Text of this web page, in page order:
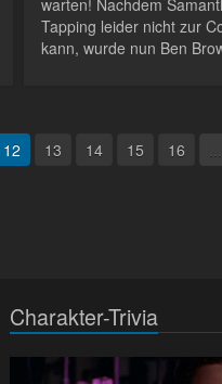
Tapping leider nicht zur
kann, wurde nun Ben
12 13 14 15 16
Charakter-Trivia